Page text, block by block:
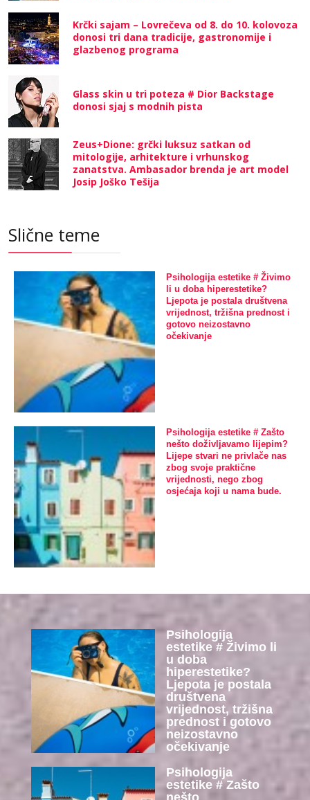
Krčki sajam – Lovrečeva od 8. do 10. kolovoza
donosi tri dana tradicije, gastronomije i
glazbenog programa
Glass skin u tri poteza # Dior Backstage
donosi sjaj s modnih pista
Zeus+Dione: grčki luksuz satkan od
mitologije, arhitekture i vrhunskog
zanatstva. Ambasador brenda je art model
Josip Joško Tešija
Slične teme
Psihologija estetike # Živimo
li u doba hiperestetike?
Ljepota je postala društvena
vrijednost, tržišna prednost i
gotovo neizostavno
očekivanje
Psihologija estetike # Zašto
nešto doživljavamo lijepim?
Lijepe stvari ne privlače nas
zbog svoje praktične
vrijednosti, nego zbog
osjećaja koji u nama bude.
Psihologija
estetike # Živimo li
u doba
hiperestetike?
Ljepota je postala
društvena
vrijednost, tržišna
prednost i gotovo
neizostavno
očekivanje
Psihologija
estetike # Zašto